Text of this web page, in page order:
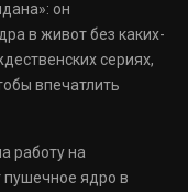
он
в живот без каких-
сериях,
впечатлить
работу на
ядро в